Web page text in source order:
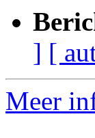
] [
Meer